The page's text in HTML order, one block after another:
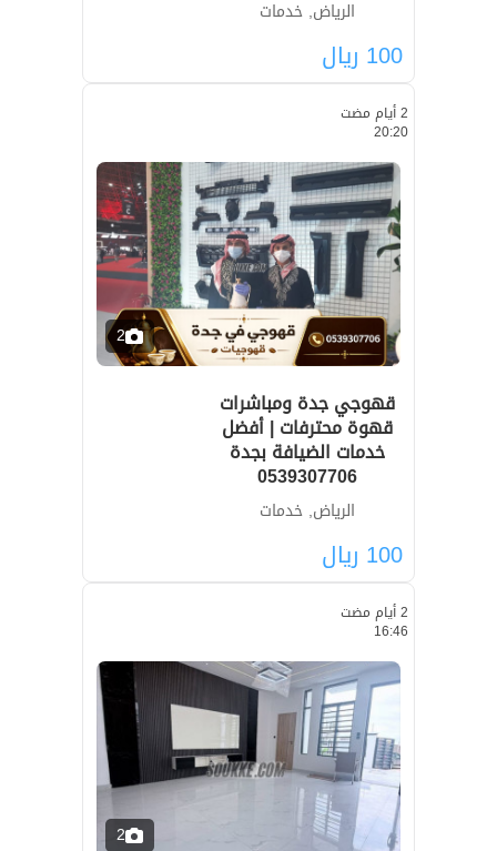
الرياض, خدمات
100 ريال
2 أيام مضت
20:20
2
قهوجي جدة ومباشرات
قهوة محترفات | أفضل
خدمات الضيافة بجدة
0539307706
الرياض, خدمات
100 ريال
2 أيام مضت
16:46
2